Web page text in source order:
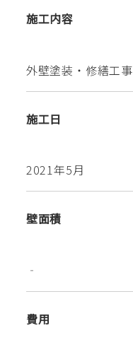
施工内容
外壁塗装・修繕工事
施工日
2021年5月
壁面積
‐
費用